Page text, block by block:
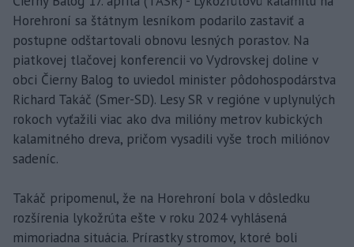
Horehroní sa štátnym lesníkom podarilo zastaviť a
postupne odštartovali obnovu lesných porastov. Na
piatkovej tlačovej konferencii vo Vydrovskej doline v
obci Čierny Balog to uviedol minister pôdohospodárstva
Richard Takáč (Smer-SD). Lesy SR v regióne v uplynulých
rokoch vyťažili viac ako dva milióny metrov kubických
kalamitného dreva, pričom vysadili vyše troch miliónov
sadeníc.
Takáč pripomenul, že na Horehroní bola v dôsledku
rozšírenia lykožrúta ešte v roku 2024 vyhlásená
mimoriadna situácia. Prírastky stromov, ktoré boli